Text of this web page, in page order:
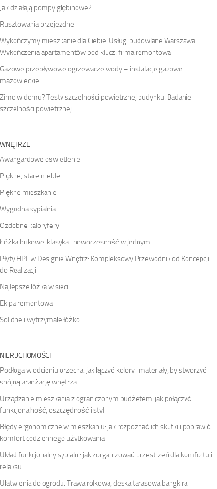
Jak działają pompy głębinowe?
Rusztowania przejezdne
Wykończymy mieszkanie dla Ciebie. Usługi budowlane Warszawa.
Wykończenia apartamentów pod klucz: firma remontowa
Gazowe przepływowe ogrzewacze wody – instalacje gazowe
mazowieckie
Zimo w domu? Testy szczelności powietrznej budynku. Badanie
szczelności powietrznej
WNĘTRZE
Awangardowe oświetlenie
Piękne, stare meble
Piękne mieszkanie
Wygodna sypialnia
Ozdobne kaloryfery
Łóżka bukowe: klasyka i nowoczesność w jednym
Płyty HPL w Designie Wnętrz: Kompleksowy Przewodnik od Koncepcji
do Realizacji
Najlepsze łóżka w sieci
Ekipa remontowa
Solidne i wytrzymałe łóżko
NIERUCHOMOŚCI
Podłoga w odcieniu orzecha: jak łączyć kolory i materiały, by stworzyć
spójną aranżację wnętrza
Urządzanie mieszkania z ograniczonym budżetem: jak połączyć
funkcjonalność, oszczędność i styl
Błędy ergonomiczne w mieszkaniu: jak rozpoznać ich skutki i poprawić
komfort codziennego użytkowania
Układ funkcjonalny sypialni: jak zorganizować przestrzeń dla komfortu i
relaksu
Ułatwienia do ogrodu. Trawa rolkowa, deska tarasowa bangkirai